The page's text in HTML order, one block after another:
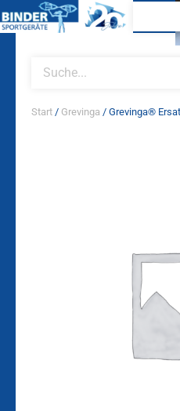
Inhalt
search
Start / Grevinga / Grevinga®